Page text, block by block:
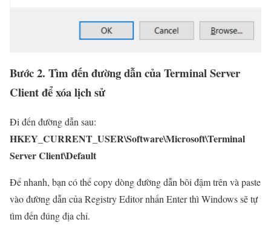
Bước 2. Tìm đến đường dẫn của Terminal Server
Client để xóa lịch sử
Đi đến đường dẫn sau:
HKEY_CURRENT_USER\Software\Microsoft\Terminal
Server Client\Default
Để nhanh, bạn có thể copy dòng đường dẫn bôi đậm trên và paste
vào đường dẫn của Registry Editor nhấn Enter thì Windows sẽ tự
tìm đến đúng địa chỉ.